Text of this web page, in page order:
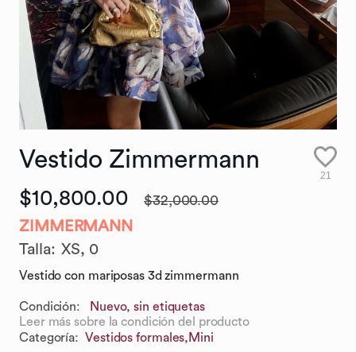
Vestido Zimmermann
21
$10,800.00 $32,000.00
ZIMMERMANN
Talla: XS, 0
Vestido con mariposas 3d zimmermann
Condición:
Nuevo, sin etiquetas
Leer más sobre la condición del producto
Categoría: Vestidos formales, Mini